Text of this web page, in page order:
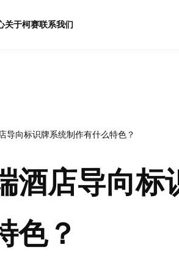
关于柯赛联系我们
导向标识牌系统制作有什么特色？
酒店导向标
色？